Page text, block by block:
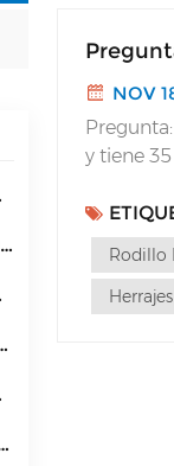
NOV
y tiene
Rodillo